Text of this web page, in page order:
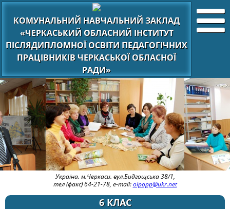
КОМУНАЛЬНИЙ НАВЧАЛЬНИЙ ЗАКЛАД
«ЧЕРКАСЬКИЙ ОБЛАСНИЙ ІНСТИТУТ
ПІСЛЯДИПЛОМНОЇ ОСВІТИ ПЕДАГОГІЧНИХ
ПРАЦІВНИКІВ ЧЕРКАСЬКОЇ ОБЛАСНОЇ
РАДИ»
Україна. м.Черкаси. вул.Бидгощська 38/1,
тел (факс) 64-21-78, e-mail:oipopp@ukr.net
6 КЛАС